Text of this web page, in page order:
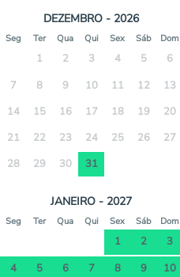
DEZEMBRO - 2026
Seg Ter Qua Qui Sex Sáb Dom
1 2 3 4 5
6
7
8 9 10 11 12
13
14
15 16 17 18 19
20
21
22 23 24 25 26
27
28
29 30 31
JANEIRO - 2027
Seg Ter Qua Qui Sex Sáb Dom
1 2
3
4
5 6 7 8 9
10